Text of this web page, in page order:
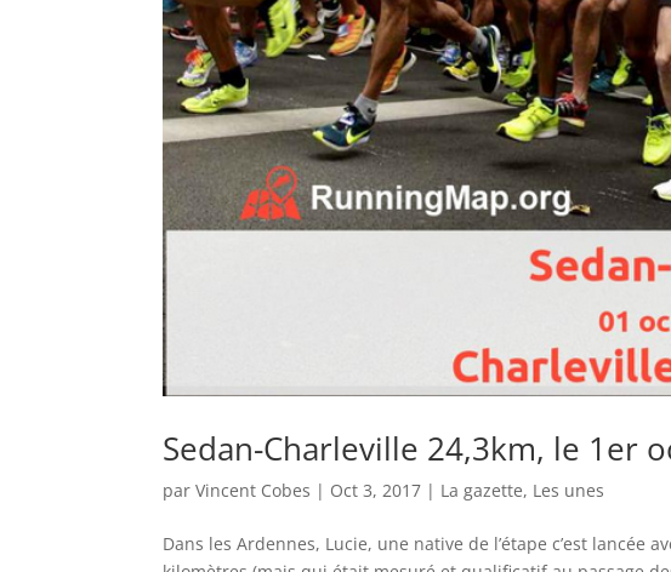
Sedan-Charleville 24,3km, le 1er
parVincent Cobes | Oct 3, 2017 | La gazette, Les unes
Dans les Ardennes, Lucie, une native de l’étape c’est lancée